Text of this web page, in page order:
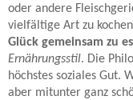
oder andere
vielfältige Art zu
Glück gemeinsam zu
Ernährungsstil. Die
höchstes soziales Gut.
aber mitunter ganz